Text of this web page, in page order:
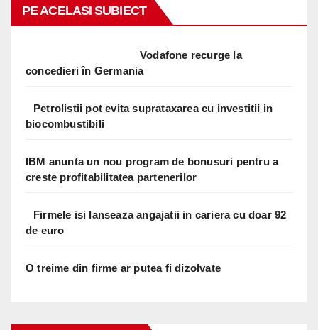
PE ACELASI SUBIECT
Vodafone recurge la
concedieri în Germania
Petrolistii pot evita suprataxarea cu investitii in
biocombustibili
IBM anunta un nou program de bonusuri pentru a
creste profitabilitatea partenerilor
Firmele isi lanseaza angajatii in cariera cu doar 92
de euro
O treime din firme ar putea fi dizolvate